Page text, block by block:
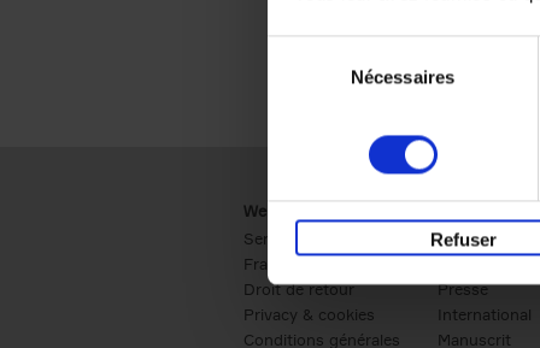
Nécessaires
Refuser
Webshop
Service clients
Frais de livraison
Droit de retour
Privacy & cookies
Conditions générales
Ventes
Presse
International
Manuscrit